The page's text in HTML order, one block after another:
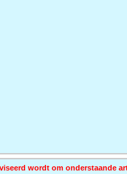
wordt om onderstaande